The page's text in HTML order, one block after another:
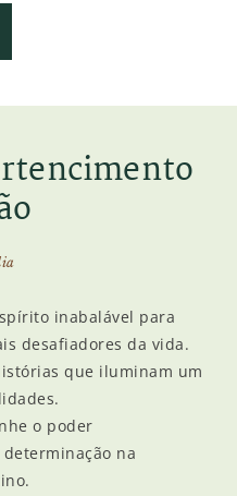
inabalável para
desafiadores da vida.
que iluminam um
o poder
na